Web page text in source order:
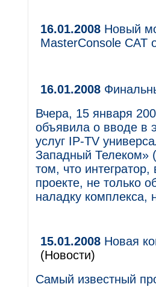
16.01.2008 Новый
MasterConsole CAT
16.01.2008
Вчера, 15 января
объявила о вводе в
услуг IP-TV
Западный Телеком»
том, что
проекте, не только
наладку комплекса,
15.01.2008 Новая
(Новости)
Самый известный